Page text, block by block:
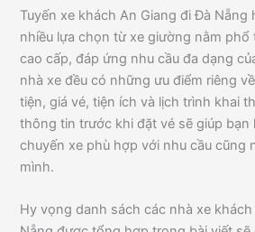
Tuyến xe khách An Giang đi Đà Nẵng
nhiều lựa chọn từ xe giường nằm
cao cấp, đáp ứng nhu cầu đa dạng
nhà xe đều có những ưu điểm riêng
tiện, giá vé, tiện ích và lịch trình khai
thông tin trước khi đặt vé sẽ giúp bạn
chuyến xe phù hợp với nhu cầu cũng
mình.
Hy vọng danh sách các nhà xe